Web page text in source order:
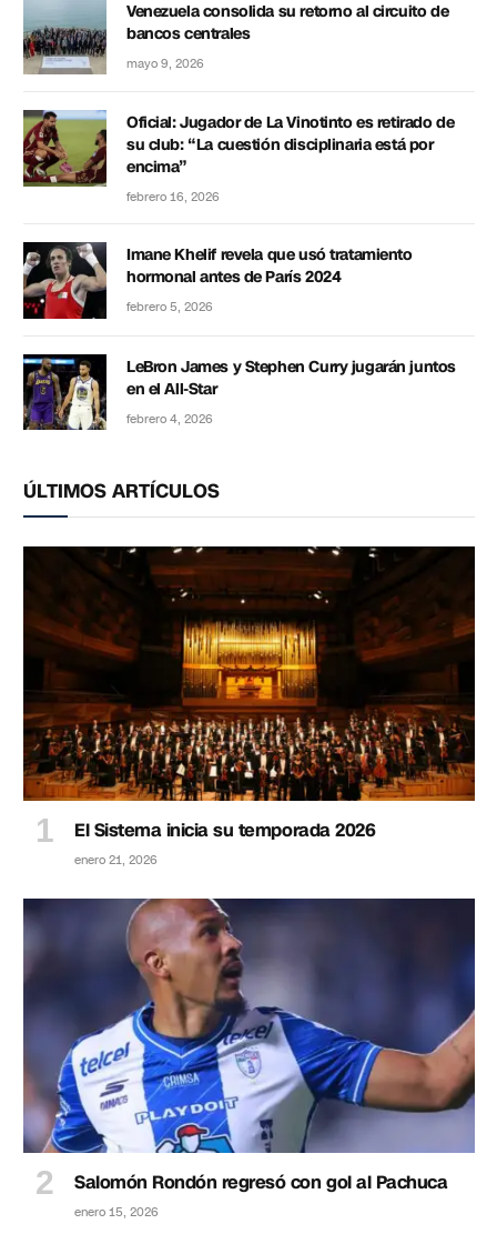
Venezuela consolida su retorno al circuito de
bancos centrales
mayo 9, 2026
Oficial: Jugador de La Vinotinto es retirado de
su club: “La cuestión disciplinaria está por
encima”
febrero 16, 2026
Imane Khelif revela que usó tratamiento
hormonal antes de París 2024
febrero 5, 2026
LeBron James y Stephen Curry jugarán juntos
en el All-Star
febrero 4, 2026
ÚLTIMOS ARTÍCULOS
El Sistema inicia su temporada 2026
enero 21, 2026
Salomón Rondón regresó con gol al Pachuca
enero 15, 2026